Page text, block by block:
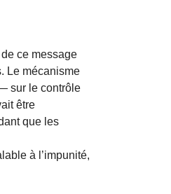
ce message
Le mécanisme
sur le contrôle
être
que les
à l’impunité,